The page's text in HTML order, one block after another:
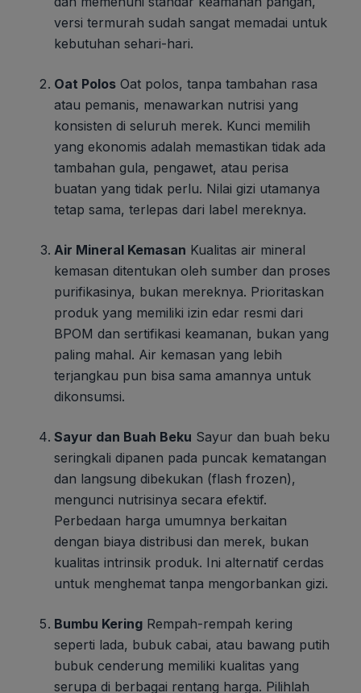
versi termurah sudah sangat memadai untuk
kebutuhan sehari-hari.
Oat Polos Oat polos, tanpa tambahan rasa
atau pemanis, menawarkan nutrisi yang
konsisten di seluruh merek. Kunci memilih
yang ekonomis adalah memastikan tidak ada
tambahan gula, pengawet, atau perisa
buatan yang tidak perlu. Nilai gizi utamanya
tetap sama, terlepas dari label mereknya.
Air Mineral Kemasan Kualitas air mineral
kemasan ditentukan oleh sumber dan proses
purifikasinya, bukan mereknya. Prioritaskan
produk yang memiliki izin edar resmi dari
BPOM dan sertifikasi keamanan, bukan yang
paling mahal. Air kemasan yang lebih
terjangkau pun bisa sama amannya untuk
dikonsumsi.
Sayur dan Buah Beku Sayur dan buah beku
seringkali dipanen pada puncak kematangan
dan langsung dibekukan (flash frozen),
mengunci nutrisinya secara efektif.
Perbedaan harga umumnya berkaitan
dengan biaya distribusi dan merek, bukan
kualitas intrinsik produk. Ini alternatif cerdas
untuk menghemat tanpa mengorbankan gizi.
Bumbu Kering Rempah-rempah kering
seperti lada, bubuk cabai, atau bawang putih
bubuk cenderung memiliki kualitas yang
serupa di berbagai rentang harga. Pilihlah